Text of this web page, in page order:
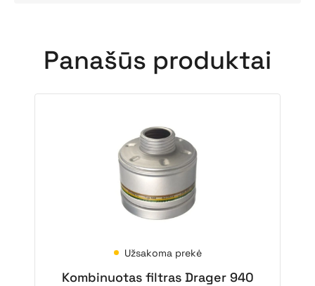
Panašūs produktai
Užsakoma prekė
Kombinuotas filtras Drager 940